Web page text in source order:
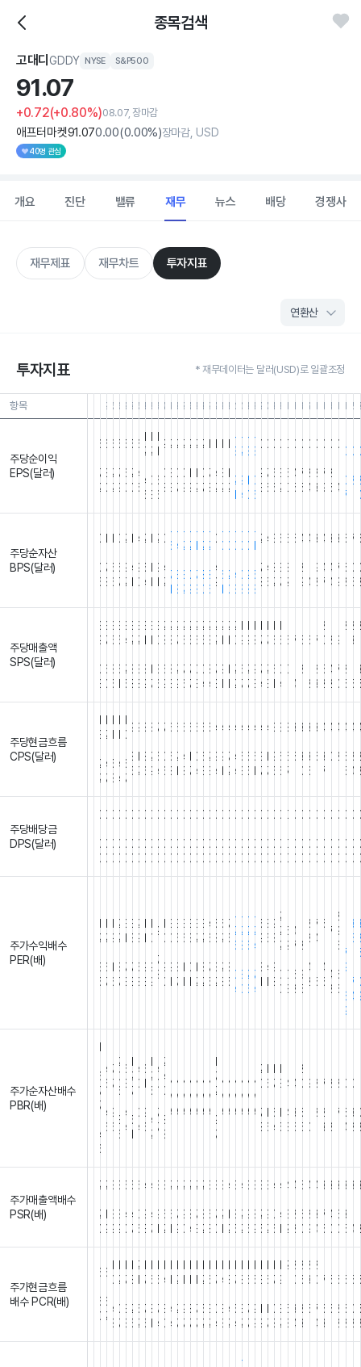
종목검색
고대디 GDDY NYSE S&P500
91.07
+0.72(+0.80%)08.07, 장마감
애프터마켓91.070.00(0.00%)장마감, USD
40명 관심
개요 진단 밸류 재무 뉴스 배당 경쟁사
재무제표 재무차트 투자지표
투자지표 * 재무데이터는 달러(USD)로 일괄조정
항목 26.06.30
26.03.31
25.12.31
25.09.30
25.06.30
25.03.31
24.12.31
24.09.30
24.06.30
24.03.31
23.12.31
23.09.30
23.06.30
23.03.31
22.12.31
22.09.30
22.06.30
22.03.31
21.12.31
21.09.30
21.06.30
21.03.31
20.12.31
20.09.30
20.06.30
20.03.31
19.12.31
19.09.30
19.06.30
19.03.31
18.12.31
18.09.30
18.06.30
18.03.31
주당순이익
EPS(달러)
6
7
2
6
3
0
6
2
2
5
7
9
5
6
0
5
2
0
6
4
5
2
4
6
2
0
3
5
6
9
0
8
2
3
3
2
0
7
2
0
9
2
9
2
2
2
0
7
7
8
4
2
3
2 2
-
3
2
-
2
9
4
-
3
0
-
3
0
6
0
9
3
0
7
6
0
6
6
0
3
2
0
5
0
0
4
5
0
7
5
0
8
4
0
8
3
0
7
9
0
2
6
0
4
0
0
7
0
2
주당순자산
BPS(달러)
0
0
5
7
8
5
6
0
6
7
2
9
2
4
4
9
0
2
5
4
2
9
0
4
2
-
6
7
-
4
3
8
-
2
3
2
-
2
0
9
-
7
8
-
2
8
0
-
2
8
6
0
4
9
-
0
6
-
0
2
0
-
0
4
3
-
0
0
8
-
0
9
8
-
5
8
2
7
8
4
4
5
3
8
2
5
3
7
5
3
2
5 4
2
9
4
4
3
9
8
4
4
7
3
4
4
3
7
9
6
6
8
7
0
5
주당매출액
SPS(달러)
3
9
0
3
3
7
6
0
3
5
8
5
3
5
5
3
4
2
5
3
2
8
8
3
2
3
8
3
8
9
3
7
3
0
3
6
2
8
6
9
2
8
8
3
2
7
2
9
2
6
7
6
2
5
7
7
2
6
0
3
2
5
0
4
2
3
8
4
2
2
7
3
2
9
2 2
0
2
2
9
6
7
9
2
7
8
9
3
7
7
4
7
2
3
6
6
6
0
4
6
0
7
4
5
8
6
8
7
2
3
2
0
5
2
8
4
2
9
7
0
2
2
5
2
3
5
주당현금흐름
CPS(달러)
3
2
2
2
4
7
5
8
4
4
0
6
7
9
8
5
9
2
8
8
6
8
2
9
7
5
4
7
0
6
6
5
8
6
2
6
4
8
6
7
6
0
4
5
6
3
5
2
3
4
9
4
4
9
4
7
2
4
4
4
4
5
3
4
5
5
4
6
4
3
7
4
7
3
9
5
3
6
6
3
5
7
3
6
3
3
0
3
3
6
3
6
4
3
7
4
0
4
2
4
5
5
4
8
4
주당배당금
DPS(달러)
0
0
0
0
0
0
0
0
0
0
0
0
0
0
0
0
0
0
0
0
0
0
0
0
0
0
0
0
0
0
0
0
0
0
0
0
0
0
0
0
0
0
0
0
0
0
0
0
0
0
0
0
0
0
0
0
0
0
0
0
0
0
0
0
0
0
0
0
0
0
0
0
0
0
0
0
0
0
0
0
0
0
0
0
0
0
0
0
0
0
0
0
0
0
0
0
0
0
0
0
0
0
0
0
0
0
0
0
0
0
0
0
0
0
0
0
0
주가수익배수
PER(배)
2
3
5
2
6
7
9
6
2
2
8
7
3
7
3
3
3
7
3
2
9
5
8
9
3
0
9
9
9
7
8
0
9
0
3
0
9
3
5
8
7
3
6
3
3
0
3
2
2
3
2
8
2
4
6
7
5
5
8
3
2
5
2
2
8
7
5
8
5
-
2
5
0
4
-
2
8
3
0
-
2
5
2
6
-
2
4
7
4
5
9
8
8
5
4
9
8
9
8
2
2
2
0
0
5
2
0
8
4
7
6
8
2
9
5
8
8
4
2
7
4
5
6
4
6
7
4
8
2
9
6
6
6
7
9
6
9
3
5
7
4
주가순자산배수
PBR(배)
6
7
7
4
6
4
6
4
6
7
7
9
6
2
0
6
3
6
6
3
4
4
2
7
5
4
0
0
4
6
9
6
2
5
4
2
4
0
7
7
2
4
0
8
8
N
/
A
N
/
A
N
/
A
N
/
A
N
/
A
N
/
A
N
/
A
7
2
9
7
N
/
A
N
/
A
N
/
A
N
/
A
N
/
A
N
/
A
2
0
7
8
5
6
7
6
4
3
5
4
4
8
4
3
6
2
0
6
5
9
0
8
8
7
2
3
8
8
8
7
0
6
4
0
3
2
주가매출액배수
PSR(배)
2
2
0
2
9
3
3
9
3
8
9
5
4
0
5
4
7
6
0
6
4
9
3
4
4
7
3
9
3
5
2
2
6
2
7
9
2
9
0
2
8
4
2
7
3
2
8
2
3
5
8
3
7
0
3
2
4
2
3
8
5
4
2
2
3
9
6
3
8
9
3
2
5
3
9
2
4
0
6
4
4
4
8
2
4
2
8
5
6
0
4
8
9
4
3
4
3
7
6
3
4
0
3
6
0
3
3
5
3
4
주가현금흐름
배수 PCR(배)
6
5
0
6
6
2
0
4
8
2
0
7
7
3
3
8
2
5
2
5
2
7
7
5
6
8
5
7
4
4
3
0
4
4
2
2
7
9
7
8
7
7
7
2
5
2
6
3
2
7
0
4
4
3
3
8
4
2
7
5
4
8
3
2
6
7
7
5
9
9
3
9
6
7
7
0
8
9
3
2
2
5
8
2
0
3
4
2
6
8
3
2
3
5
2
0
7
4
7
6
3
5
6
6
8
2
5
6
2
5
0
2
-